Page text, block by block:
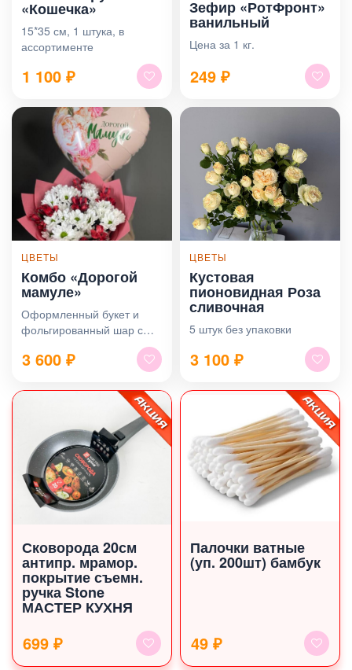
«Кошечка»
15*35 см, 1 штука, в
ассортименте
1 100 ₽
Зефир «РотФронт»
ванильный
Цена за 1 кг.
249 ₽
ЦВЕТЫ
Комбо «Дорогой
мамуле»
Оформленный букет и
фольгированный шар с
3 600 ₽
ЦВЕТЫ
Кустовая
пионовидная Роза
сливочная
5 штук без упаковки
3 100 ₽
Сковорода 20см
антипр. мрамор.
покрытие съемн.
ручка Stone
МАСТЕР КУХНЯ
699 ₽
Палочки ватные
(уп. 200шт) бамбук
49 ₽